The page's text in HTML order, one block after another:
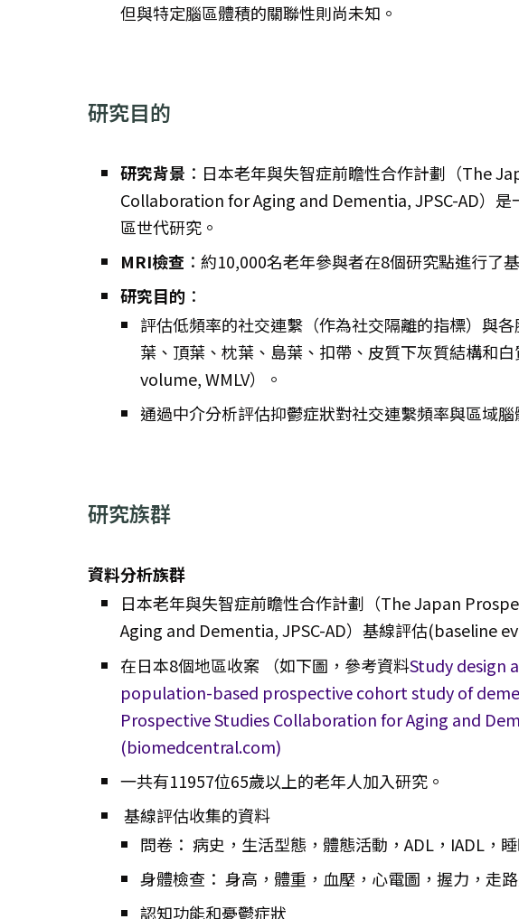
但與特定腦區體積的關聯性則尚未知。
研究目的
研究背景 ：日本老年與失智症前瞻性合作計劃（The
Collaboration for Aging and Dementia, JPSC-AD）是
區世代研究。
MRI檢查 ：約10,000名老年參與者在8個研究點進行了
研究目的 ：
評估低頻率的社交連繫（作為社交隔離的指標）與
葉、頂葉、枕葉、島葉、扣帶、皮質下灰質結構和
volume, WMLV）。
通過中介分析評估抑鬱症狀對社交連繫頻率與區域
研究族群
資料分析族群
日本老年與失智症前瞻性合作計劃（The Japan
Aging and Dementia, JPSC-AD）基線評估(baseline
在日本8個地區收案 （如下圖，參考資料Study design
population-based prospective cohort study of
Prospective Studies Collaboration for Aging and
(biomedcentral.com)
一共有11957位65歲以上的老年人加入研究。
基線評估收集的資料
問卷： 病史，生活型態，體態活動，ADL，IADL，
身體檢查： 身高，體重，血壓，心電圖，握力，走
認知功能和憂鬱症狀